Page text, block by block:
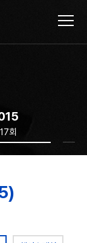
회